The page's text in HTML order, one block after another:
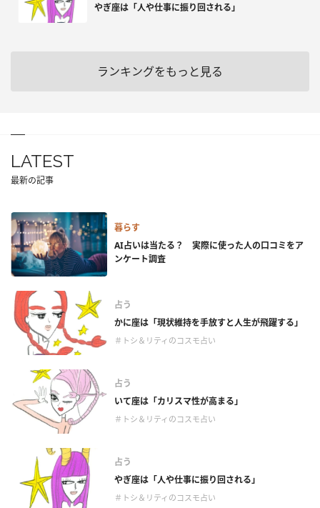
やぎ座は「人や仕事に振り回される」
ランキングをもっと見る
LATEST
最新の記事
暮らす
AI占いは当たる？ 実際に使った人の口コミをア
ンケート調査
占う
かに座は「現状維持を手放すと人生が飛躍する」
＃トシ＆リティのコスモ占い
占う
いて座は「カリスマ性が高まる」
＃トシ＆リティのコスモ占い
占う
やぎ座は「人や仕事に振り回される」
＃トシ＆リティのコスモ占い